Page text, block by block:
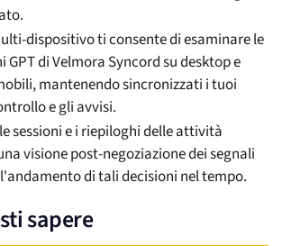
dispositivo ti consente di esaminare le
GPT di Velmora Syncord su desktop e
mantenendo sincronizzati i tuoi
e gli avvisi.
sessioni e i riepiloghi delle attività
visione post-negoziazione dei segnali
di tali decisioni nel tempo.
sapere